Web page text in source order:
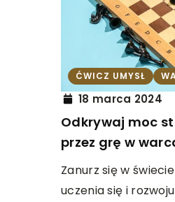
ĆWICZ UMYSŁ
18 marca 2024
Odkrywaj moc
przez grę w
Zanurz się w
uczenia się i